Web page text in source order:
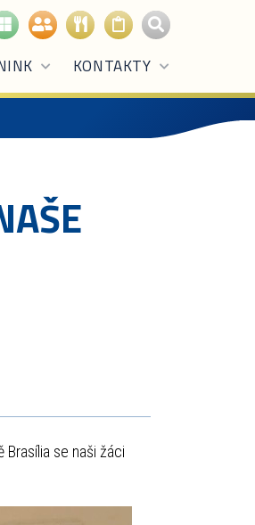
KONTAKTY
Brasília se naši žáci